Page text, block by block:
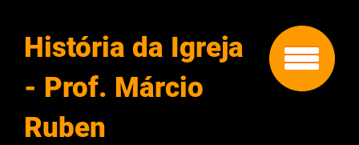
História da Igreja
- Prof. Márcio
Ruben